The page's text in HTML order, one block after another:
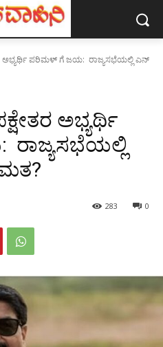
ಅಭ್ಯರ್ಥಿ ಪರಿಮಳ್ ಗೆ ಜಯ: ರಾಜ್ಯಸಭೆಯಲ್ಲಿ ಎನ್
ಅಭ್ಯರ್ಥಿ
0
283